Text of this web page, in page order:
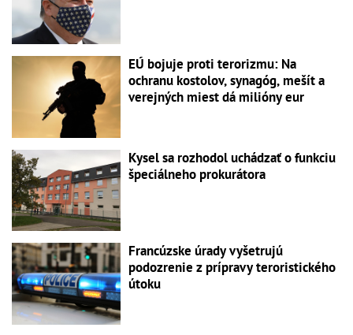
EÚ bojuje proti terorizmu: Na
ochranu kostolov, synagóg, mešít a
verejných miest dá milióny eur
Kysel sa rozhodol uchádzať o funkciu
špeciálneho prokurátora
Francúzske úrady vyšetrujú
podozrenie z prípravy teroristického
útoku